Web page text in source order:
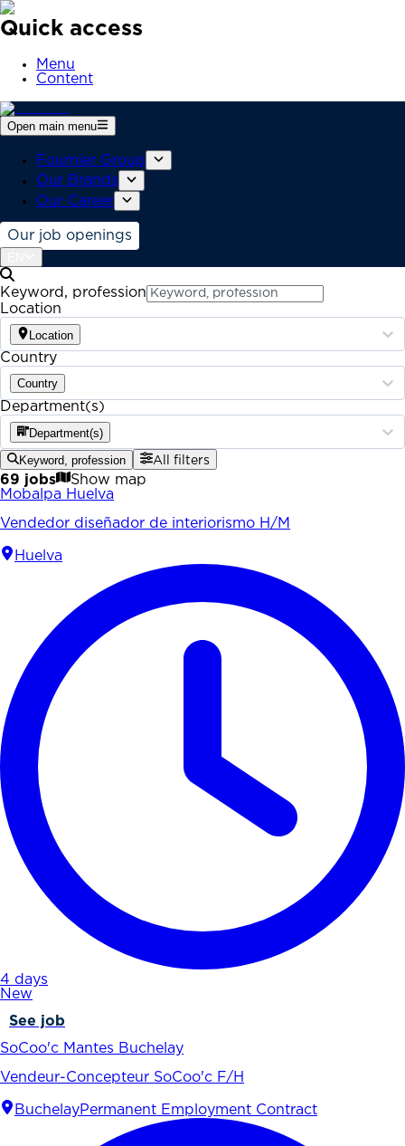
Quick access
Menu
Content
Open main menu
Fournier Group
Our Brands
Our Career
Our job openings
Keyword, profession
Location
Location
Country
Country
Department(s)
Department(s)
Keyword, profession All filters
69 jobs
Show map
Mobalpa Huelva
Vendedor diseñador de interiorismo H/M
Huelva
4 days
New
See job
SoCoo'c Mantes Buchelay
Vendeur-Concepteur SoCoo'c F/H
BuchelayPermanent Employment Contract